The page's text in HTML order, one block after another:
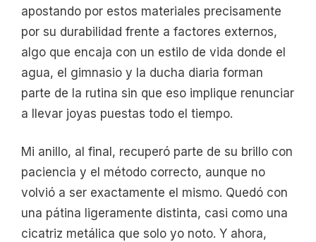
apostando por estos materiales precisamente
por su durabilidad frente a factores externos,
algo que encaja con un estilo de vida donde el
agua, el gimnasio y la ducha diaria forman
parte de la rutina sin que eso implique renunciar
a llevar joyas puestas todo el tiempo.
Mi anillo, al final, recuperó parte de su brillo con
paciencia y el método correcto, aunque no
volvió a ser exactamente el mismo. Quedó con
una pátina ligeramente distinta, casi como una
cicatriz metálica que solo yo noto. Y ahora,